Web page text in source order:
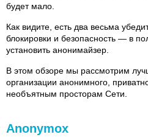
будет мало.
Как видите, есть два весьма
блокировки и безопасность — в
установить анонимайзер.
В этом обзоре мы рассмотрим
организации анонимного,
необъятным просторам Сети.
Anonymox